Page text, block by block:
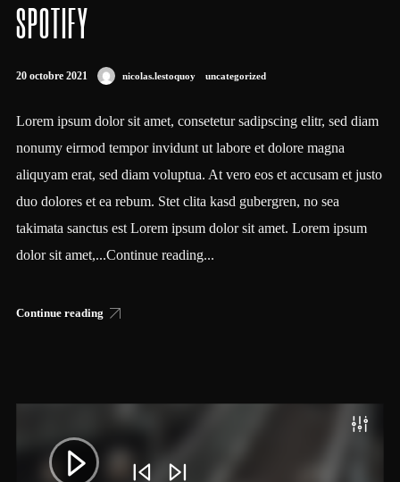
SPOTIFY
20 octobre 2021 nicolas.lestoquoy uncategorized
Lorem ipsum dolor sit amet, consetetur sadipscing elitr, sed diam
nonumy eirmod tempor invidunt ut labore et dolore magna
aliquyam erat, sed diam voluptua. At vero eos et accusam et justo
duo dolores et ea rebum. Stet clita kasd gubergren, no sea
takimata sanctus est Lorem ipsum dolor sit amet. Lorem ipsum
dolor sit amet,...Continue reading...
Continue reading